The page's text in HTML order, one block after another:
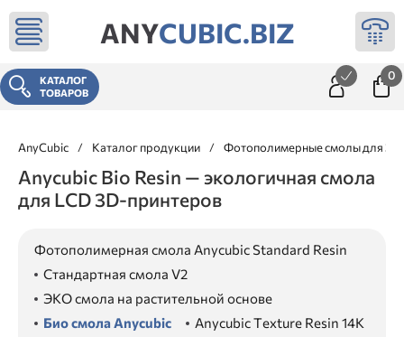
ANYCUBIC.BIZ
КАТАЛОГ
ТОВАРОВ
0
AnyCubic / Каталог продукции / Фотополимерные смолы для 3д
Anycubic Bio Resin — экологичная смола
для LCD 3D-принтеров
Фотополимерная смола Anycubic Standard Resin
Стандартная смола V2
ЭКО смола на растительной основе
Био смола Anycubic
Anycubic Texture Resin 14K